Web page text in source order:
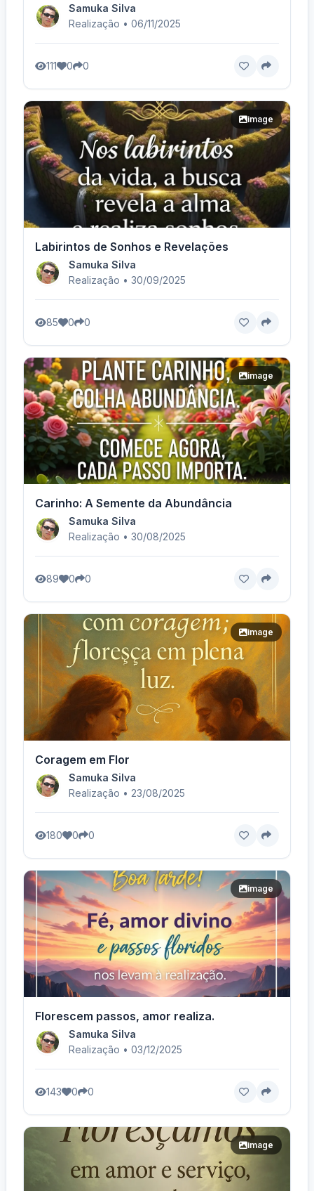
Samuka Silva
Realização • 06/11/2025
111 0 0
image
Labirintos de Sonhos e Revelações
Samuka Silva
Realização • 30/09/2025
85 0 0
image
Carinho: A Semente da Abundância
Samuka Silva
Realização • 30/08/2025
89 0 0
image
Coragem em Flor
Samuka Silva
Realização • 23/08/2025
180 0 0
image
Florescem passos, amor realiza.
Samuka Silva
Realização • 03/12/2025
143 0 0
image